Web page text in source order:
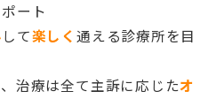
ート
して楽しく 通える診療所を目
治療は全て主訴に応じたオ